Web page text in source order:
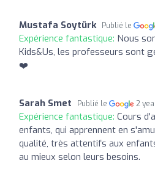
Mustafa Soytürk Publié le
Expérience fantastique: Nous
Kids&Us, les professeurs sont
❤️
Sarah Smet Publié le 2
Expérience fantastique: Cours
enfants, qui apprennent en
qualité, très attentifs aux
au mieux selon leurs besoins.